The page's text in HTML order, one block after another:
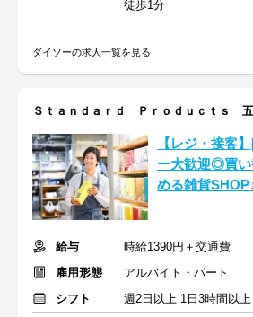
徒歩1分
ダイソーの求人一覧を見る
Ｓｔａｎｄａｒｄ Ｐｒｏｄｕｃｔｓ 五
【レジ・接客
ー大歓迎◎買い
める雑貨
給与
時給1390円＋交通費
雇用形態
アルバイト・パート
シフト
週2日以上 1日3時間以上